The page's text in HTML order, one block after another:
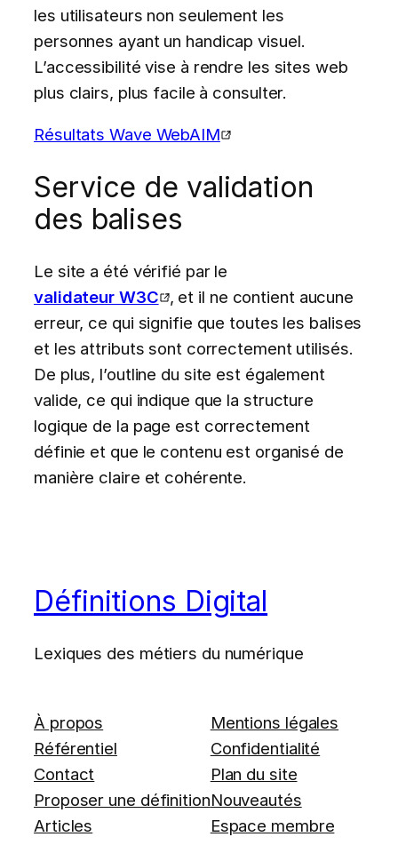
les utilisateurs non seulement les
personnes ayant un handicap visuel.
L’accessibilité vise à rendre les sites web
plus clairs, plus facile à consulter.
Résultats Wave WebAIM
Service de validation
des balises
Le site a été vérifié par le
validateur W3C , et il ne contient aucune
erreur, ce qui signifie que toutes les balises
et les attributs sont correctement utilisés.
De plus, l’outline du site est également
valide, ce qui indique que la structure
logique de la page est correctement
définie et que le contenu est organisé de
manière claire et cohérente.
Définitions Digital
Lexiques des métiers du numérique
À propos
Référentiel
Contact
Proposer une définition
Articles
Mentions légales
Confidentialité
Plan du site
Nouveautés
Espace membre